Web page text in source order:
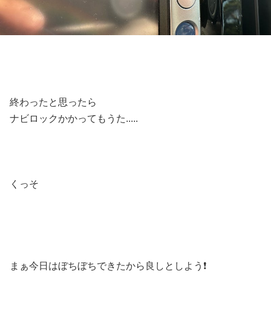
終わったと思ったら
ナビロックかかってもうた.....
くっそ
まぁ今日はぼちぼちできたから良しとしよう❗️